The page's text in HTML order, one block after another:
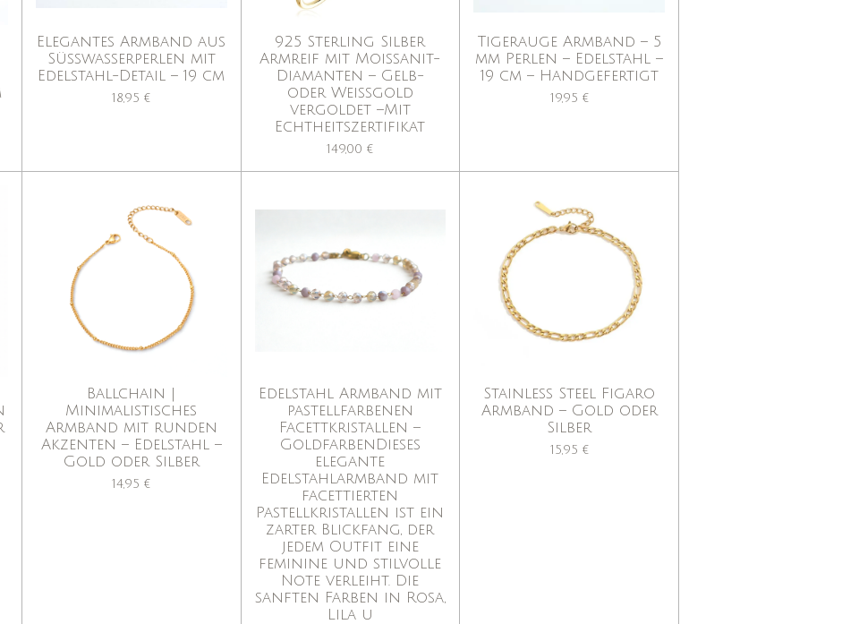
Elegantes Armband aus
Süßwasserperlen mit
Edelstahl-Detail – 19 cm
18,95 €
925 Sterling Silber
Armreif mit Moissanit-
Diamanten – Gelb-
oder Weißgold
vergoldet –Mit
Echtheitszertifikat
149,00 €
Tigerauge Armband – 5
mm Perlen – Edelstahl –
19 cm – Handgefertigt
19,95 €
Ballchain |
Minimalistisches
Armband mit runden
Akzenten – Edelstahl –
Gold oder Silber
14,95 €
Edelstahl Armband mit
pastellfarbenen
Facettkristallen –
GoldfarbenDieses
elegante
Edelstahlarmband mit
facettierten
Pastellkristallen ist ein
zarter Blickfang, der
jedem Outfit eine
feminine und stilvolle
Note verleiht. Die
sanften Farben in Rosa,
Lila u
Stainless Steel Figaro
Armband – Gold oder
Silber
15,95 €